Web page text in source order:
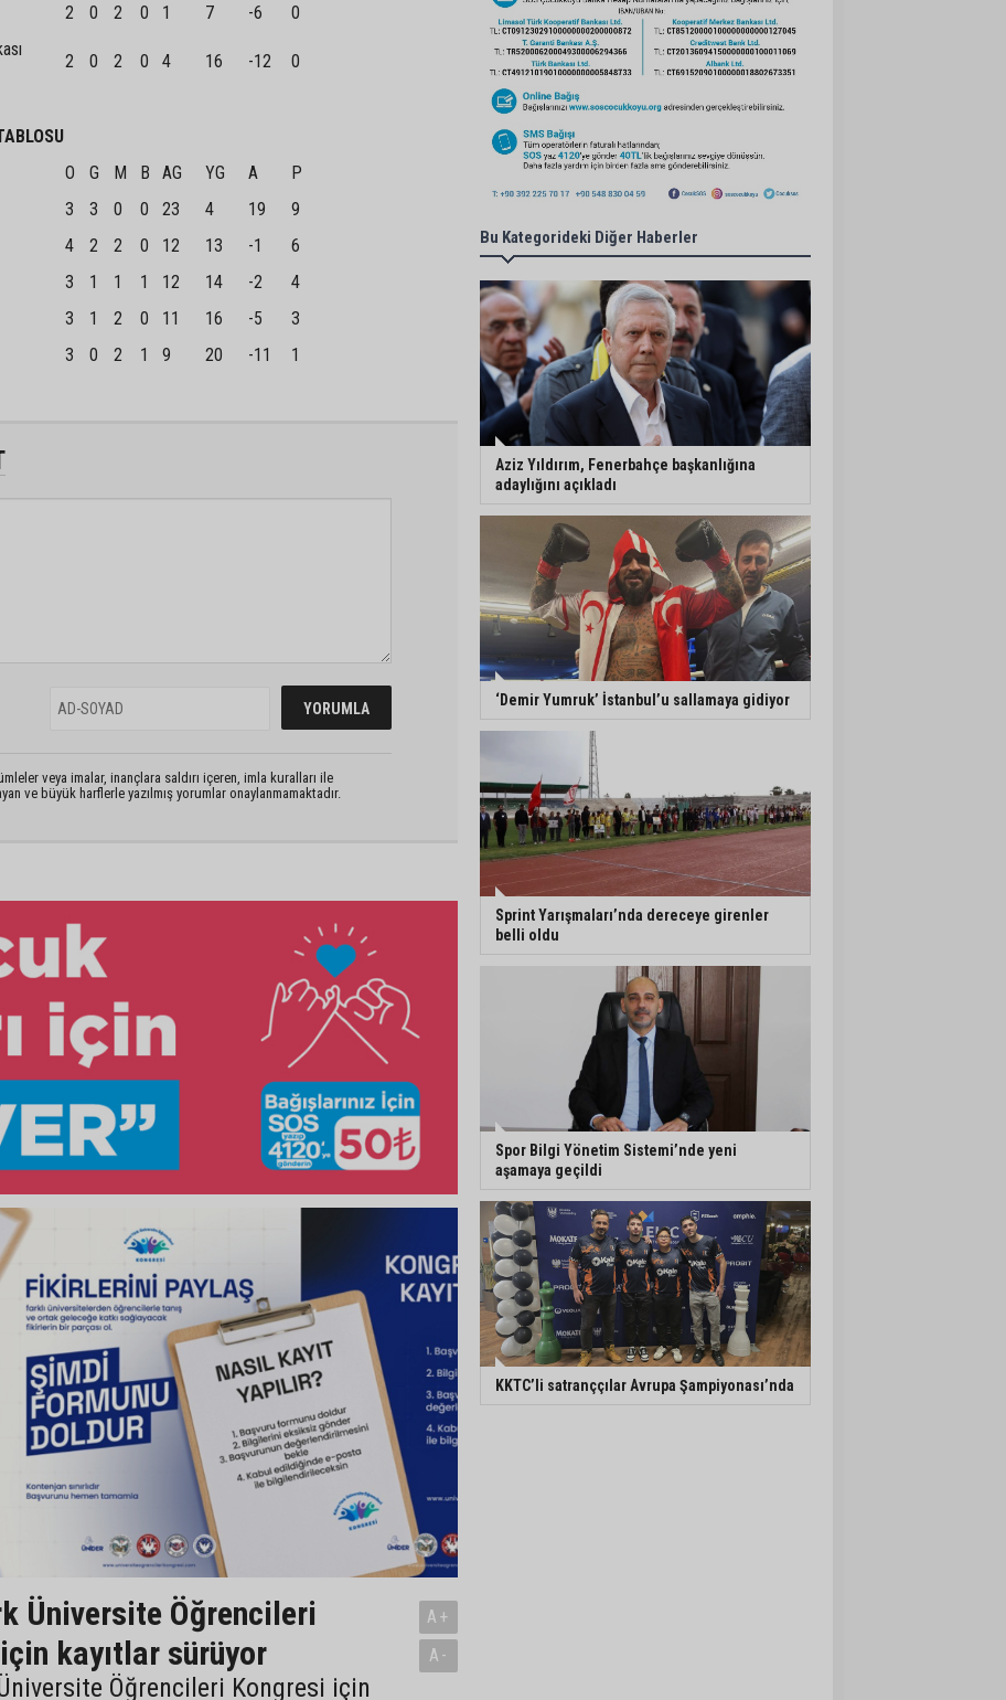
2 0 2 0 1 7 -6
0
2 0 2 0 4 16 -12 0
O
G M B AG YG A
P
3 3 0 0 23 4 19
9
4 2 2 0 12 13 -1
6
3 1 1 1 12 14 -2
4
3 1 2 0 11 16 -5
3
3 0 2 1 9 20 -11 1
veya imalar, inançlara saldırı içeren, imla kuralları ile
ve büyük harflerle yazılmış yorumlar onaylanmamaktadır.
Üniversite Öğrencileri
kayıtlar sürüyor
Öğrencileri Kongresi için
A+
A-
Bu Kategorideki Diğer Haberler
Aziz Yıldırım, Fenerbahçe başkanlığına
adaylığını açıkladı
‘Demir Yumruk’ İstanbul’u sallamaya gidiyor
Sprint Yarışmaları’nda dereceye girenler
belli oldu
Spor Bilgi Yönetim Sistemi’nde yeni
aşamaya geçildi
KKTC’li satranççılar Avrupa Şampiyonası’nda